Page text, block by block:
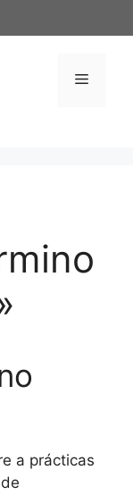
Menú
a prácticas